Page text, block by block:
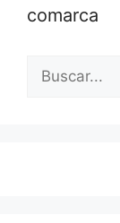
comarca